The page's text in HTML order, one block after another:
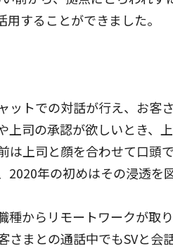
することができました。
トでの対話が行え、お客
司の承認が欲しいとき、
上司と顔を合わせて口
年の初めはその浸透を
からリモートワークが取
まとの通話中でもSVと